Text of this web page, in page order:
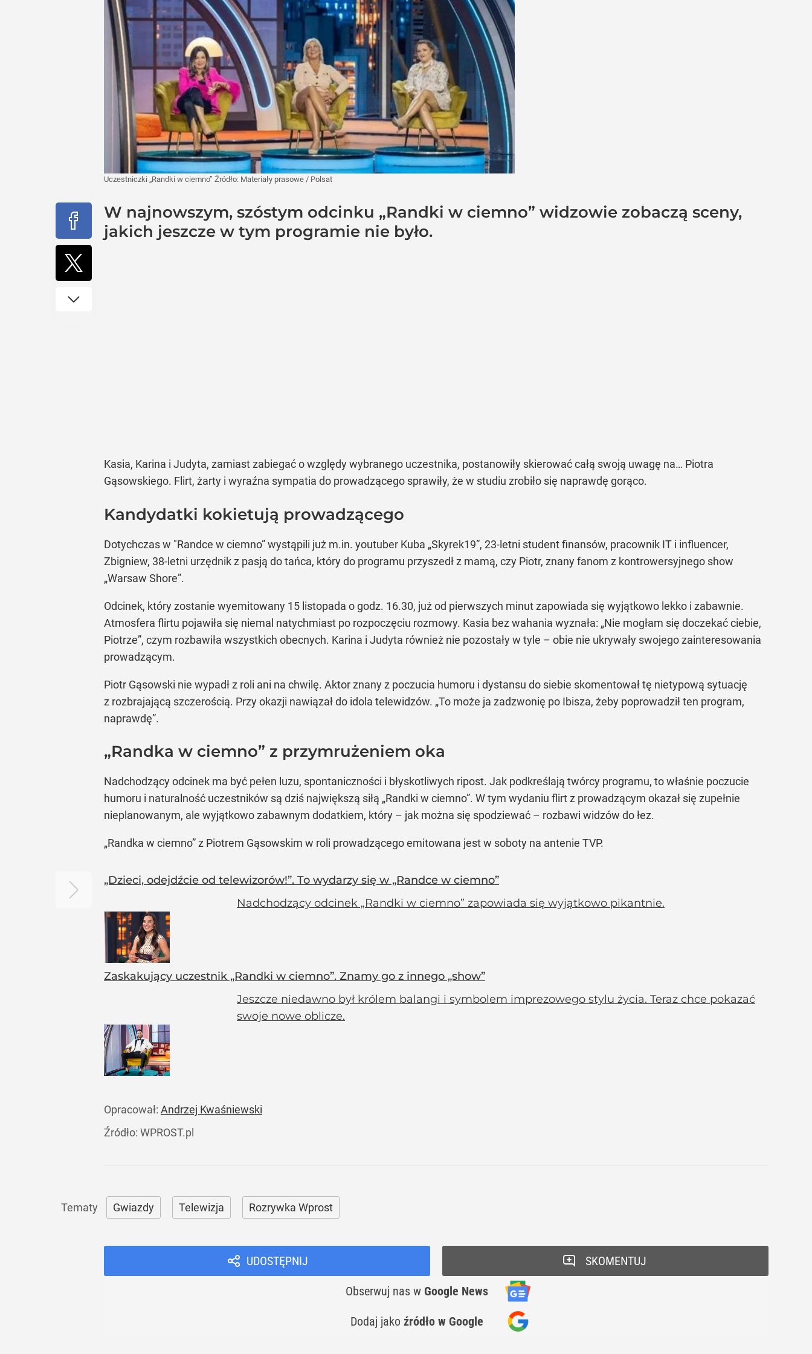
Uczestniczki „Randki w ciemno” Źródło: Materiały prasowe / Polsat
W najnowszym, szóstym odcinku „Randki w ciemno” widzowie zobaczą sceny,
jakich jeszcze w tym programie nie było.
Kasia, Karina i Judyta, zamiast zabiegać o względy wybranego uczestnika, postanowiły skierować całą swoją uwagę na… Piotra
Gąsowskiego. Flirt, żarty i wyraźna sympatia do prowadzącego sprawiły, że w studiu zrobiło się naprawdę gorąco.
Kandydatki kokietują prowadzącego
Dotychczas w "Randce w ciemno” wystąpili już m.in. youtuber Kuba „Skyrek19”, 23-letni student finansów, pracownik IT i influencer,
Zbigniew, 38-letni urzędnik z pasją do tańca, który do programu przyszedł z mamą, czy Piotr, znany fanom z kontrowersyjnego show
„Warsaw Shore”.
Odcinek, który zostanie wyemitowany 15 listopada o godz. 16.30, już od pierwszych minut zapowiada się wyjątkowo lekko i zabawnie.
Atmosfera flirtu pojawiła się niemal natychmiast po rozpoczęciu rozmowy. Kasia bez wahania wyznała: „Nie mogłam się doczekać ciebie,
Piotrze”, czym rozbawiła wszystkich obecnych. Karina i Judyta również nie pozostały w tyle – obie nie ukrywały swojego zainteresowania
prowadzącym.
Piotr Gąsowski nie wypadł z roli ani na chwilę. Aktor znany z poczucia humoru i dystansu do siebie skomentował tę nietypową sytuację
z rozbrajającą szczerością. Przy okazji nawiązał do idola telewidzów. „To może ja zadzwonię po Ibisza, żeby poprowadził ten program,
naprawdę”.
„Randka w ciemno” z przymrużeniem oka
Nadchodzący odcinek ma być pełen luzu, spontaniczności i błyskotliwych ripost. Jak podkreślają twórcy programu, to właśnie poczucie
humoru i naturalność uczestników są dziś największą siłą „Randki w ciemno”. W tym wydaniu flirt z prowadzącym okazał się zupełnie
nieplanowanym, ale wyjątkowo zabawnym dodatkiem, który – jak można się spodziewać – rozbawi widzów do łez.
„Randka w ciemno” z Piotrem Gąsowskim w roli prowadzącego emitowana jest w soboty na antenie TVP.
„Dzieci, odejdźcie od telewizorów!”. To wydarzy się w „Randce w ciemno”
Nadchodzący odcinek „Randki w ciemno” zapowiada się wyjątkowo pikantnie.
Zaskakujący uczestnik „Randki w ciemno”. Znamy go z innego „show”
Jeszcze niedawno był królem balangi i symbolem imprezowego stylu życia. Teraz chce pokazać
swoje nowe oblicze.
Opracował: Andrzej Kwaśniewski
Źródło: WPROST.pl
Gwiazdy Telewizja Rozrywka Wprost
UDOSTĘPNIJ
Obserwuj nas w Google News
Dodaj jako źródło w Google
SKOMENTUJ